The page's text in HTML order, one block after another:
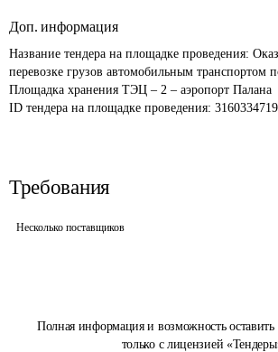
Полная информация и возможность
только с лицензией
Доп. информация
Название тендера на площадке проведения:
перевозке грузов автомобильным транспортом
Площадка хранения ТЭЦ – 2 – аэропорт Палана
ID тендера на площадке проведения:
Требования
Несколько поставщиков